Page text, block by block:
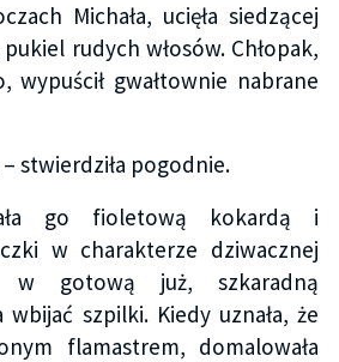
Michała, ucięła siedzącej
rudych włosów. Chłopak,
wypuścił gwałtownie nabrane
stwierdziła pogodnie.
go fioletową kokardą i
w charakterze dziwacznej
w gotową już, szkaradną
wbijać szpilki. Kiedy uznała, że
flamastrem, domalowała